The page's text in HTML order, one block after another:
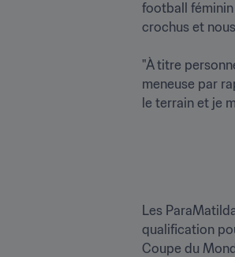
football féminin
crochus et
"À titre
meneuse par
le terrain et je
Les
qualification
Coupe du